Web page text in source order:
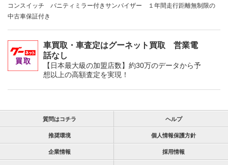
コンスイッチ バニティミラー付きサンバイザー １年間走行距離無制限の
中古車保証付き
車買取・車査定はグーネット買取 営業電
話なし
【日本最大級の加盟店数】約30万のデータから予
想以上の高額査定を実現！
質問はコチラ ヘルプ
推奨環境 個人情報保護方針
企業情報 採用情報